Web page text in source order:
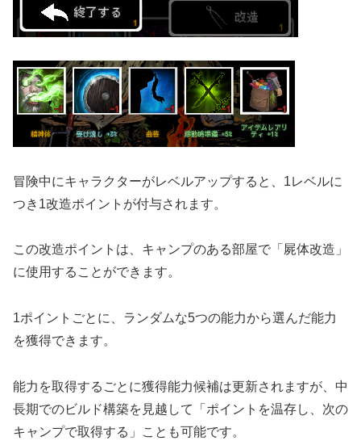
冒険中にキャラクターがレベルアップすると、1レベルに
つき1改造ポイントが付与されます。
この改造ポイントは、キャンプのある部屋で「屍体改造」
に使用することができます。
1ポイントごとに、ランダムな5つの能力から選んだ能力
を獲得できます。
能力を取得するごとに獲得能力候補は更新されますが、中
長期でのビルド構築を見越して「ポイントを温存し、次の
キャンプで取得する」ことも可能です。